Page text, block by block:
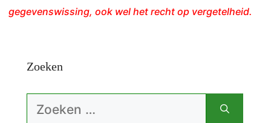
gegevenswissing, ook wel het recht op vergetelheid.
Zoeken
Zoek